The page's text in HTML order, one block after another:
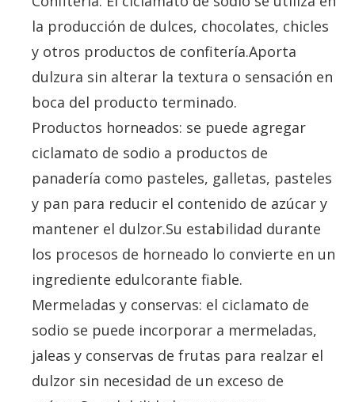
la producción de dulces, chocolates, chicles
y otros productos de confitería.Aporta
dulzura sin alterar la textura o sensación en
boca del producto terminado.
Productos horneados: se puede agregar
ciclamato de sodio a productos de
panadería como pasteles, galletas, pasteles
y pan para reducir el contenido de azúcar y
mantener el dulzor.Su estabilidad durante
los procesos de horneado lo convierte en un
ingrediente edulcorante fiable.
Mermeladas y conservas: el ciclamato de
sodio se puede incorporar a mermeladas,
jaleas y conservas de frutas para realzar el
dulzor sin necesidad de un exceso de